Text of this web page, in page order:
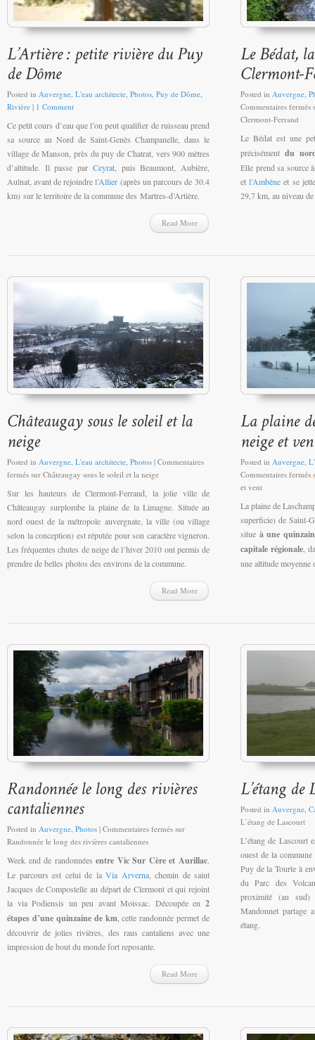
Posted in Auvergne, L'eau architecte, Photos, Puy de Dôme,
Rivière | 1 Comment
Ce petit cours d’eau que l’on peut qualifier de ruisseau prend
sa source au Nord de Saint-Genès Champanelle, dans le
village de Manson, près du puy de Chatrat, vers 900 mètres
d’altitude. Il passe par Ceyrat, puis Beaumont, Aubière,
Aulnat, avant de rejoindre l’Allier (après un parcours de 30.4
km) sur le territoire de la commune des Martres-d’Artière.
Read More
Posted in Auvergne,
Commentaires fermés
Clermont-Ferrand
Le Bédat est une
précisément du
Elle prend sa source
etl’Ambène et se
29,7 km, au niveau
Posted in Auvergne L'eau architecte Photos | Commentaires
fermés sur Châteaugay sous le soleil et la neige
Sur les hauteurs de Clermont-Ferrand, la jolie ville de
Châteaugay surplombe la plaine de la Limagne. Située au
nord ouest de la métropole auvergnate, la ville (ou village
selon la conception) est réputée pour son caractère vigneron.
Les fréquentes chutes de neige de l’hiver 2010 ont permis de
prendre de belles photos des environs de la commune.
Read More
Posted in Auvergne
Commentaires fermés
et vent
La plaine de
superficie) de Saint-
situe à une
capitale régionale ,
une altitude
Posted in Auvergne, Photos | Commentaires fermés sur
Randonnée le long des rivières cantaliennes
Week end de randonnéesentre Vic Sur Cère et Aurillac.
Le parcours est celui de la Via Arverna, chemin de saint
Jacques de Compostelle au départ de Clermont et qui rejoint
la via Podiensis un peu avant Moissac. Découpée en 2
étapes d’une quinzaine de km, cette randonnée permet de
découvrir de jolies rivières, des raus cantaliens avec une
impression de bout du monde fort reposante.
Read More
Posted in Auvergne
L’étang de Lascourt
L’étang de Lascourt
ouest de la
Puy de la Tourte à
du Parc des
proximité (au sud)
Mandonnet partage
étang.